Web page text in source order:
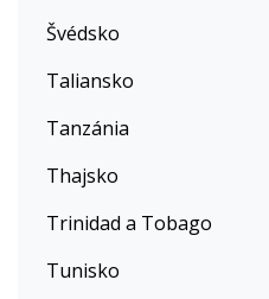
Švédsko
Taliansko
Tanzánia
Thajsko
Trinidad a Tobago
Tunisko